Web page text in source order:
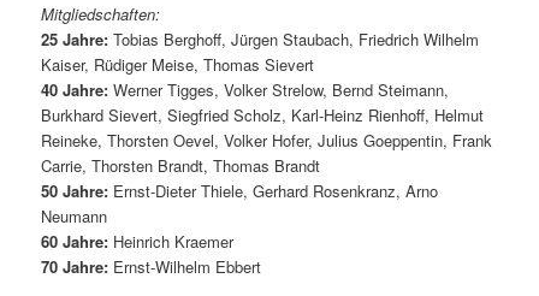
Mitgliedschaften:
25 Jahre: Tobias Berghoff, Jürgen Staubach, Friedrich Wilhelm
Kaiser, Rüdiger Meise, Thomas Sievert
40 Jahre: Werner Tigges, Volker Strelow, Bernd Steimann,
Burkhard Sievert, Siegfried Scholz, Karl-Heinz Rienhoff, Helmut
Reineke, Thorsten Oevel, Volker Hofer, Julius Goeppentin, Frank
Carrie, Thorsten Brandt, Thomas Brandt
50 Jahre: Ernst-Dieter Thiele, Gerhard Rosenkranz, Arno
Neumann
60 Jahre: Heinrich Kraemer
70 Jahre: Ernst-Wilhelm Ebbert